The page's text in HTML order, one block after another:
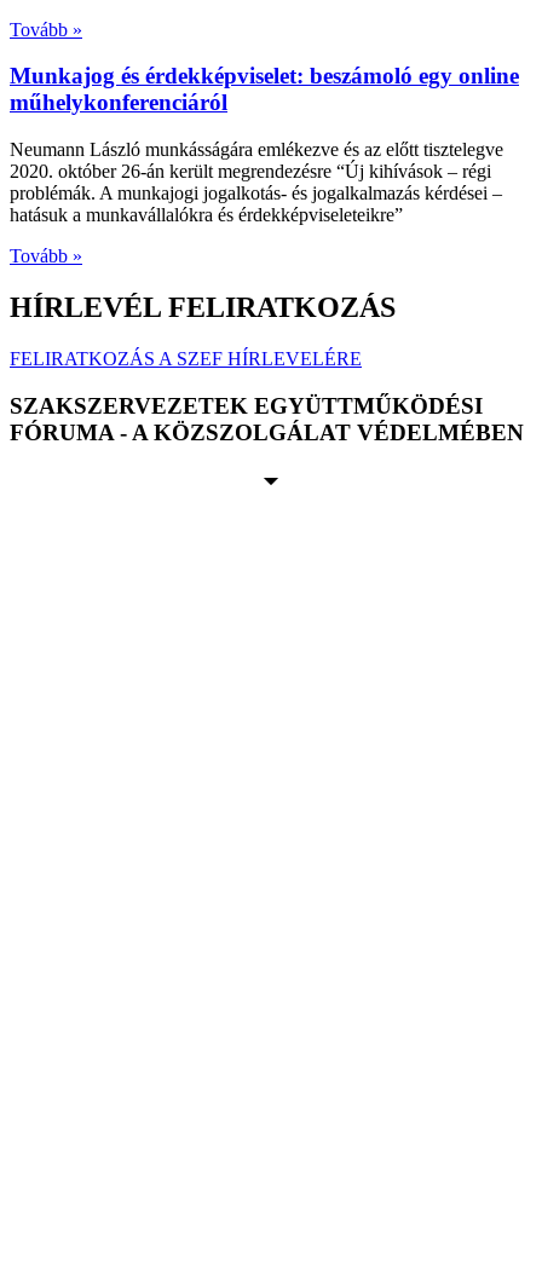
Tovább »
Munkajog és érdekképviselet: beszámoló egy online
műhelykonferenciáról
Neumann László munkásságára emlékezve és az előtt tisztelegve
2020. október 26-án került megrendezésre “Új kihívások – régi
problémák. A munkajogi jogalkotás- és jogalkalmazás kérdései –
hatásuk a munkavállalókra és érdekképviseleteikre”
Tovább »
HÍRLEVÉL FELIRATKOZÁS
FELIRATKOZÁS A SZEF HÍRLEVELÉRE
SZAKSZERVEZETEK EGYÜTTMŰKÖDÉSI
FÓRUMA - A KÖZSZOLGÁLAT VÉDELMÉBEN